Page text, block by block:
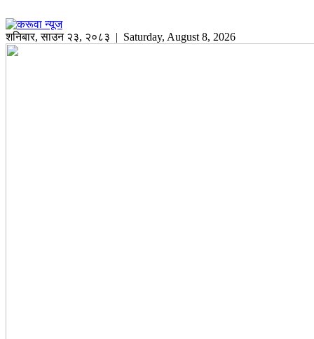
शनिबार,साउन २३, २०८३ | Saturday, August 8, 2026